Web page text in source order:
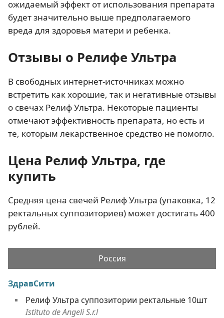
ожидаемый эффект от использования препарата
будет значительно выше предполагаемого
вреда для здоровья матери и ребенка.
Отзывы о Релифе Ультра
В свободных интернет-источниках можно
встретить как хорошие, так и негативные отзывы
о свечах Релиф Ультра. Некоторые пациенты
отмечают эффективность препарата, но есть и
те, которым лекарственное средство не помогло.
Цена Релиф Ультра, где
купить
Средняя цена свечей Релиф Ультра (упаковка, 12
ректальных суппозиториев) может достигать 400
рублей.
Россия
ЗдравСити
Релиф Ультра суппозитории ректальные 10шт
Istituto de Angeli S.r.l